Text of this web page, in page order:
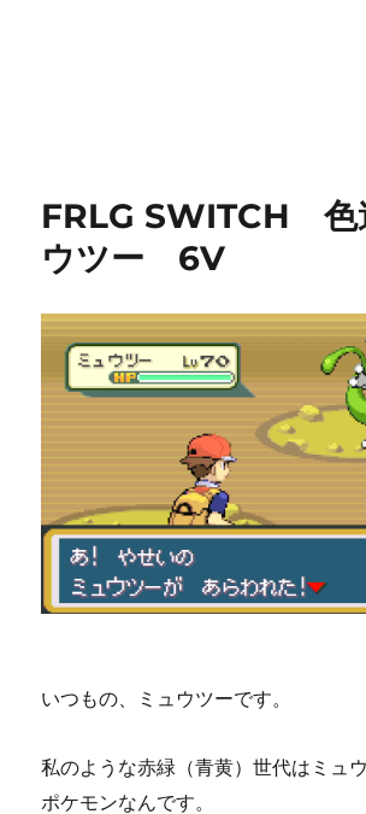
FRLG SWITCH 色
ウツー 6V
いつもの、ミュウツーです。
私のような赤緑（青黄）世代はミュ
ポケモンなんです。